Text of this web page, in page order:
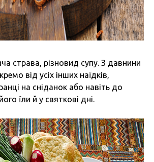
страва, різновид супу. З давнини
від усіх інших наїдків,
на сніданок або навіть до
їли й у святкові дні.